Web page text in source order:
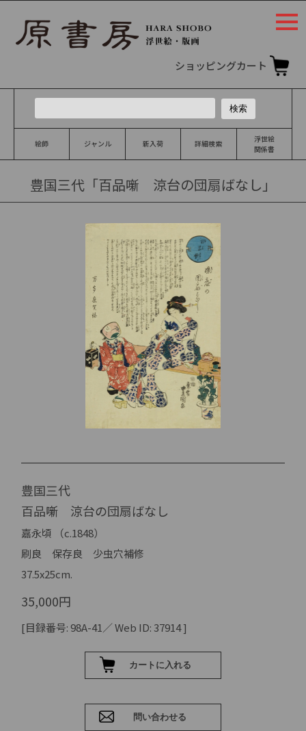
ショッピングカート
絵師 ジャンル 新入荷 詳細検索
浮世絵
関係書
豊国三代「百品噺 涼台の団扇ばなし」
豊国三代
百品噺 涼台の団扇ばなし
嘉永頃 （c.1848）
刷良 保存良 少虫穴補修
37.5x25cm.
35,000円
[目録番号: 98A-41／ Web ID: 37914 ]